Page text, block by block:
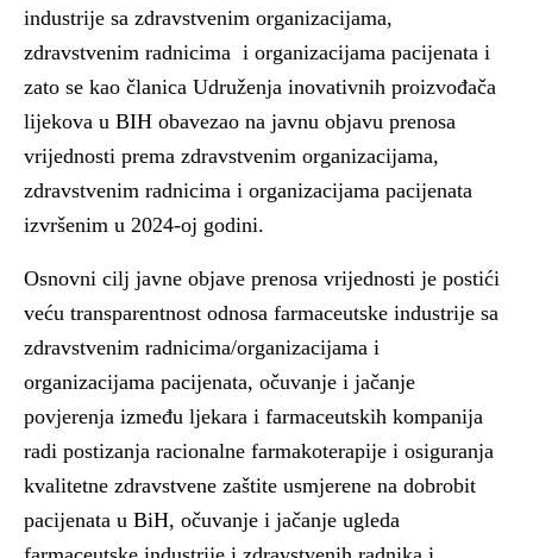
industrije sa zdravstvenim organizacijama,
zdravstvenim radnicima i organizacijama pacijenata i
zato se kao članica Udruženja inovativnih proizvođača
lijekova u BIH obavezao na javnu objavu prenosa
vrijednosti prema zdravstvenim organizacijama,
zdravstvenim radnicima i organizacijama pacijenata
izvršenim u 2024-oj godini.
Osnovni cilj javne objave prenosa vrijednosti je postići
veću transparentnost odnosa farmaceutske industrije sa
zdravstvenim radnicima/organizacijama i
organizacijama pacijenata, očuvanje i jačanje
povjerenja između ljekara i farmaceutskih kompanija
radi postizanja racionalne farmakoterapije i osiguranja
kvalitetne zdravstvene zaštite usmjerene na dobrobit
pacijenata u BiH, očuvanje i jačanje ugleda